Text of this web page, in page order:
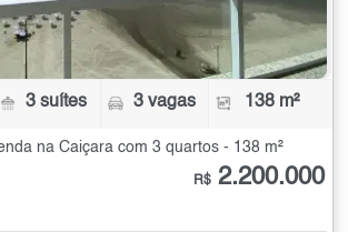
3 suítes 3 vagas 138 m²
na Caiçara com 3 quartos - 138 m²
R$ 2.200.000